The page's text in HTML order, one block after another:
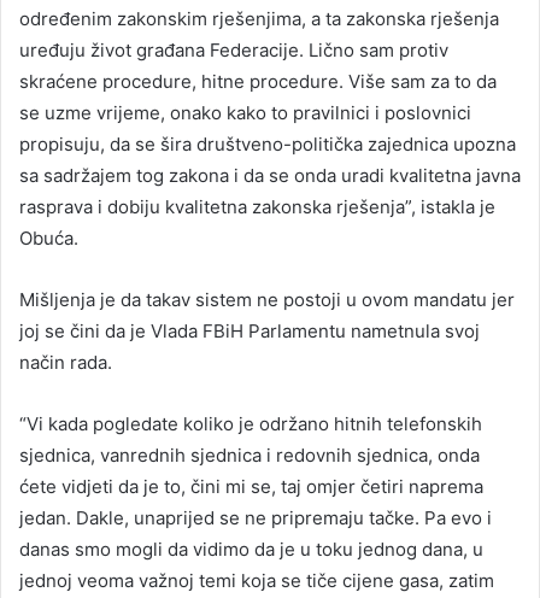
određenim zakonskim rješenjima, a ta zakonska rješenja
uređuju život građana Federacije. Lično sam protiv
skraćene procedure, hitne procedure. Više sam za to da
se uzme vrijeme, onako kako to pravilnici i poslovnici
propisuju, da se šira društveno-politička zajednica upozna
sa sadržajem tog zakona i da se onda uradi kvalitetna javna
rasprava i dobiju kvalitetna zakonska rješenja”, istakla je
Obuća.
Mišljenja je da takav sistem ne postoji u ovom mandatu jer
joj se čini da je Vlada FBiH Parlamentu nametnula svoj
način rada.
“Vi kada pogledate koliko je održano hitnih telefonskih
sjednica, vanrednih sjednica i redovnih sjednica, onda
ćete vidjeti da je to, čini mi se, taj omjer četiri naprema
jedan. Dakle, unaprijed se ne pripremaju tačke. Pa evo i
danas smo mogli da vidimo da je u toku jednog dana, u
jednoj veoma važnoj temi koja se tiče cijene gasa, zatim